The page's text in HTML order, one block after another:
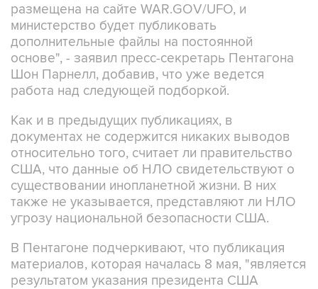
размещена на сайте WAR.GOV/UFO, и
министерство будет публиковать
дополнительные файлы на постоянной
основе", - заявил пресс-секретарь Пентагона
Шон Парнелл, добавив, что уже ведется
работа над следующей подборкой.
Как и в предыдущих публикациях, в
документах не содержится никаких выводов
относительно того, считает ли правительство
США, что данные об НЛО свидетельствуют о
существовании инопланетной жизни. В них
также не указывается, представляют ли НЛО
угрозу национальной безопасности США.
В Пентагоне подчеркивают, что публикация
материалов, которая началась 8 мая, "является
результатом указания президента США